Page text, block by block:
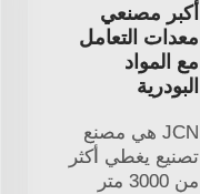
أكبر مصنعي
معدات التعامل
مع المواد
البودرية
JCN هي مصنع
تصنيع يغطي أكثر
من 3000 متر